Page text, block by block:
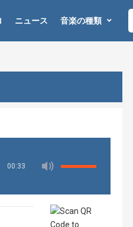
ニュース 音楽の種類
00:33